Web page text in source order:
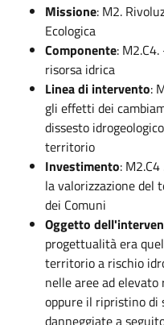
Missione: M2.
Ecologica
Componente:
risorsa idrica
Linea di intervento:
gli effetti dei
dissesto
territorio
Investimento:
la valorizzazione del
dei Comuni
Oggetto
progettualità era
territorio a rischio
nelle aree ad
oppure il ripristino
danneggiate a